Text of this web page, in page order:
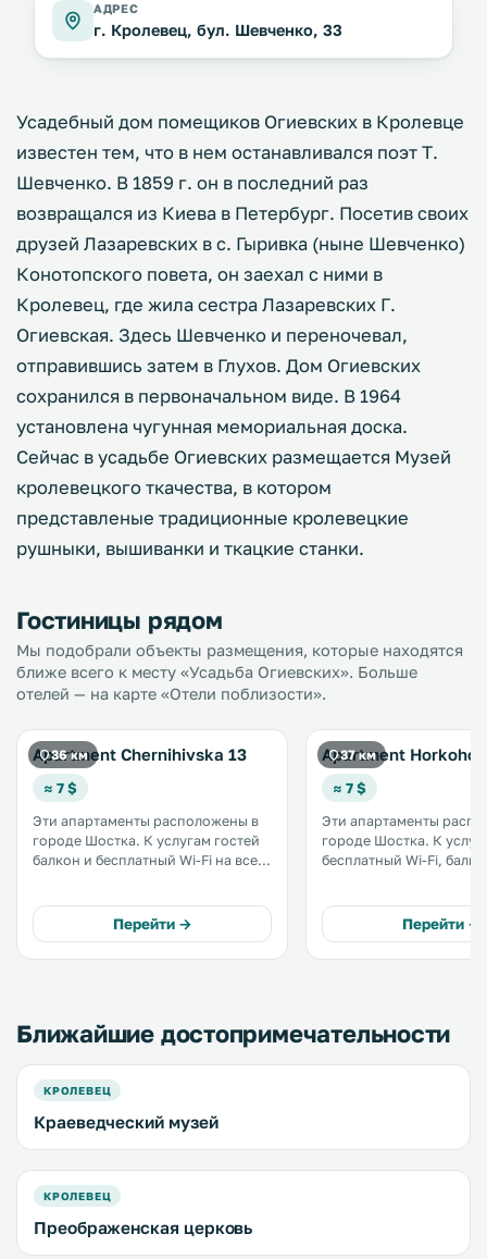
АДРЕС
г. Кролевец, бул. Шевченко, 33
Усадебный дом помещиков Огиевских в Кролевце
известен тем, что в нем останавливался поэт Т.
Шевченко. В 1859 г. он в последний раз
возвращался из Киева в Петербург. Посетив своих
друзей Лазаревских в с. Гыривка (ныне Шевченко)
Конотопского повета, он заехал с ними в
Кролевец, где жила сестра Лазаревских Г.
Огиевская. Здесь Шевченко и переночевал,
отправившись затем в Глухов. Дом Огиевских
сохранился в первоначальном виде. В 1964
установлена чугунная мемориальная доска.
Сейчас в усадьбе Огиевских размещается Музей
кролевецкого ткачества, в котором
представленые традиционные кролевецкие
рушныки, вышиванки и ткацкие станки.
Гостиницы рядом
Мы подобрали объекты размещения, которые находятся
ближе всего к месту «Усадьба Огиевских». Больше
отелей — на карте «Отели поблизости».
36 км
Apartment Chernihivska 13
≈ 7 $
Эти апартаменты расположены в
городе Шостка. К услугам гостей
балкон и бесплатный Wi-Fi на всей
Гостям этих апартаментов с
собственной кухней
предоставляются полотенца и
Перейти →
37 км
Apartment Horkoho
≈ 7 $
Эти апартаменты
городе Шостка. К услугам гостей
бесплатный Wi-Fi,
холодильником. Гостям
апартаментов «На
предоставляются
Перейти →
Ближайшие достопримечательности
КРОЛЕВЕЦ
Краеведческий музей
КРОЛЕВЕЦ
Преображенская церковь